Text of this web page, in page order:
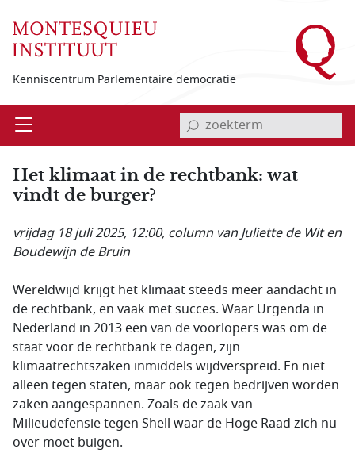
Kenniscentrum Parlementaire democratie
Open invoerveld zoekterm
Het klimaat in de rechtbank: wat
vindt de burger?
vrijdag 18 juli 2025, 12:00, column van Juliette de Wit en
Boudewijn de Bruin
Wereldwijd krijgt het klimaat steeds meer aandacht in
de rechtbank, en vaak met succes. Waar Urgenda in
Nederland in 2013 een van de voorlopers was om de
staat voor de rechtbank te dagen, zijn
klimaatrechtszaken inmiddels wijdverspreid. En niet
alleen tegen staten, maar ook tegen bedrijven worden
zaken aangespannen. Zoals de zaak van
Milieudefensie tegen Shell waar de Hoge Raad zich nu
over moet buigen.